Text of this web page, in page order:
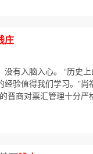
庄
有入脑入心。 “历史
验值得我们学习。”
的晋商对票汇管理十分